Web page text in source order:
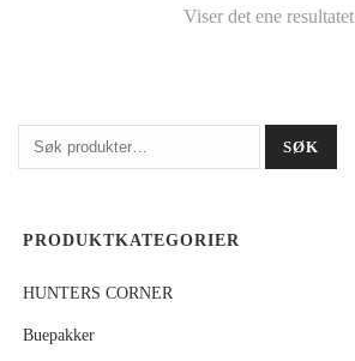
Viser det ene resultatet
Søk
etter:
SØK
PRODUKTKATEGORIER
HUNTERS CORNER
Buepakker